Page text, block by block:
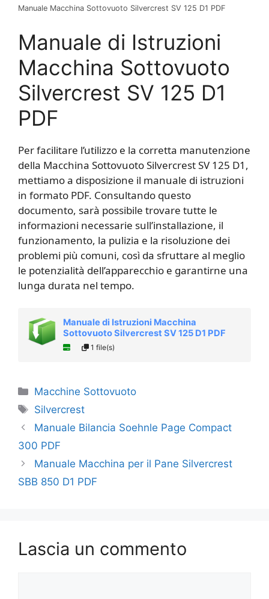
Manuale Macchina Sottovuoto Silvercrest SV 125 D1 PDF
Manuale di Istruzioni
Macchina Sottovuoto
Silvercrest SV 125 D1
PDF
Per facilitare l’utilizzo e la corretta manutenzione
della Macchina Sottovuoto Silvercrest SV 125 D1,
mettiamo a disposizione il manuale di istruzioni
in formato PDF. Consultando questo
documento, sarà possibile trovare tutte le
informazioni necessarie sull’installazione, il
funzionamento, la pulizia e la risoluzione dei
problemi più comuni, così da sfruttare al meglio
le potenzialità dell’apparecchio e garantirne una
lunga durata nel tempo.
Manuale di Istruzioni Macchina
Sottovuoto Silvercrest SV 125 D1 PDF
1 file(s)
Categorie
Macchine Sottovuoto
Tag
Silvercrest
Manuale Bilancia Soehnle Page Compact
300 PDF
Manuale Macchina per il Pane Silvercrest
SBB 850 D1 PDF
Lascia un commento